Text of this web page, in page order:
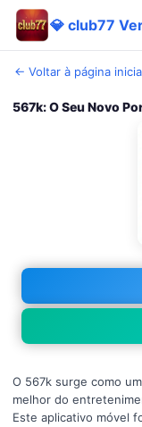
← Voltar à página
567k: O Seu Novo
O 567k surge como
melhor do
Este aplicativo móvel